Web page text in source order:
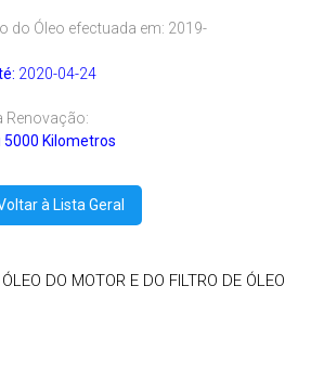
do Óleo efectuada em: 2019-
2020-04-24
Renovação:
5000 Kilometros
à Lista Geral
DO MOTOR E DO FILTRO DE ÓLEO